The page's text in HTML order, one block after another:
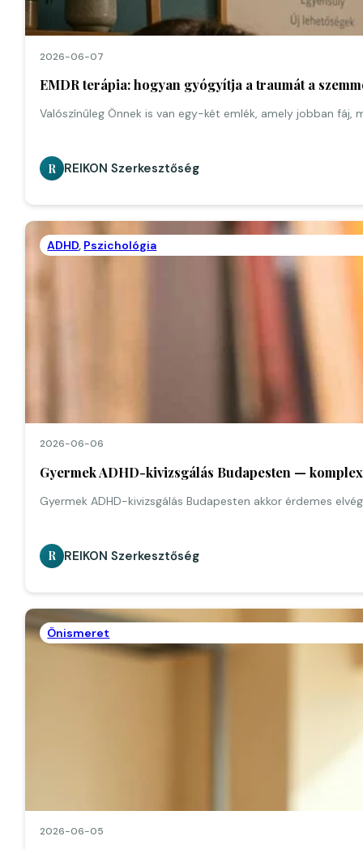
2026-06-07
EMDR terápia: hogyan gyógyítja a traumát a
Valószínűleg Önnek is van egy-két emlék, amely jobban fáj,
R REIKON Szerkesztőség
ADHD, Pszichológia
2026-06-06
Gyermek ADHD-kivizsgálás Budapesten —
Gyermek ADHD-kivizsgálás Budapesten akkor érdemes
R REIKON Szerkesztőség
Önismeret
2026-06-05